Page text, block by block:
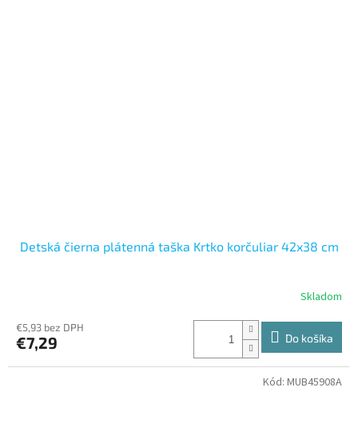
Detská čierna plátenná taška Krtko korčuliar 42x38 cm
Skladom
€5,93 bez DPH
€7,29 Do košíka
Kód: MUB45908A